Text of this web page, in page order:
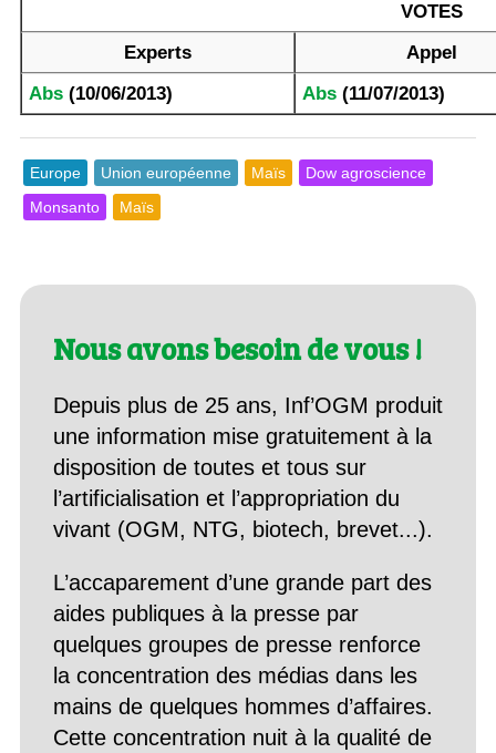
VOTES
Experts
Appel
Abs(10/06/2013) Abs(11/07/2013)
Europe Union européenne Maïs
Dow agroscience
Monsanto
Maïs
Nous avons besoin de vous !
Depuis plus de 25 ans, Inf’OGM produit
une information mise gratuitement à la
disposition de toutes et tous sur
l’artificialisation et l’appropriation du
vivant (OGM, NTG, biotech, brevet...).
L’accaparement d’une grande part des
aides publiques à la presse par
quelques groupes de presse renforce
la concentration des médias dans les
mains de quelques hommes d’affaires.
Cette concentration nuit à la qualité de